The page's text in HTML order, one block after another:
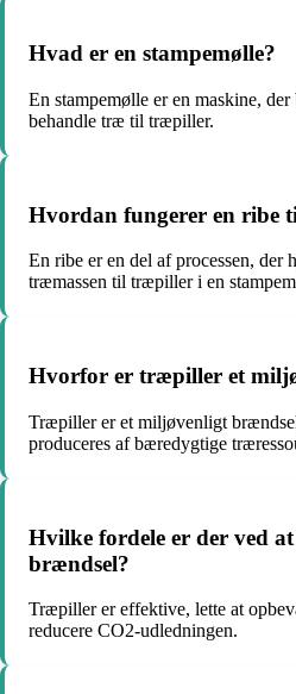
Hvad er en stampemølle?
En stampemølle er en maskine,
behandle træ til træpiller.
Hvordan fungerer en ribe
En ribe er en del af processen, der
træmassen til træpiller i en
Hvorfor er træpiller et
Træpiller er et miljøvenligt
produceres af bæredygtige
Hvilke fordele er der ved
brændsel?
Træpiller er effektive, lette at
reducere CO2-udledningen.